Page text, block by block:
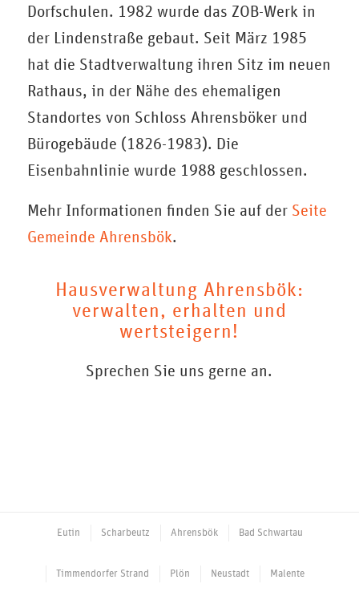
Dorfschulen. 1982 wurde das ZOB-Werk in
der Lindenstraße gebaut. Seit März 1985
hat die Stadtverwaltung ihren Sitz im neuen
Rathaus, in der Nähe des ehemaligen
Standortes von Schloss Ahrensböker und
Bürogebäude (1826-1983). Die
Eisenbahnlinie wurde 1988 geschlossen.
Mehr Informationen finden Sie auf der Seite
Gemeinde Ahrensbök.
Hausverwaltung Ahrensbök:
verwalten, erhalten und
wertsteigern!
Sprechen Sie uns gerne an.
Eutin Scharbeutz Ahrensbök Bad Schwartau
Timmendorfer Strand Plön Neustadt Malente